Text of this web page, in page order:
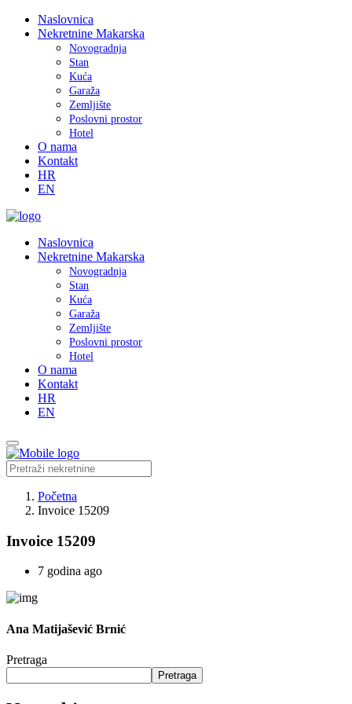
Naslovnica
Nekretnine Makarska
Novogradnja
Stan
Kuća
Garaža
Zemljište
Poslovni prostor
Hotel
O nama
Kontakt
HR
EN
Naslovnica
Nekretnine Makarska
Novogradnja
Stan
Kuća
Garaža
Zemljište
Poslovni prostor
Hotel
O nama
Kontakt
HR
EN
Početna
Invoice 15209
Invoice 15209
7 godina ago
Ana Matijašević Brnić
Pretraga
Pretraga